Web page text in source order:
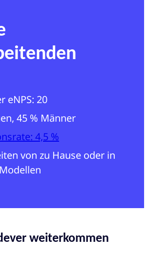
eNPS: 20
45 % Männer
4,5 %
von zu Hause oder in
weiterkommen